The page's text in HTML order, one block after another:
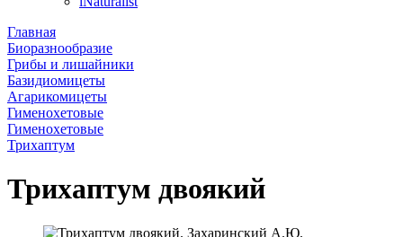
Главная
Биоразнообразие
Грибы и лишайники
Базидиомицеты
Агарикомицеты
Гименохетовые
Гименохетовые
Трихаптум
Трихаптум двоякий